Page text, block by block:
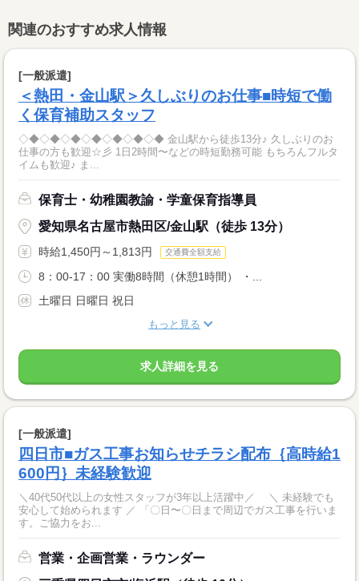
関連のおすすめ求人情報
[一般派遣]
＜熱田・金山駅＞久しぶりのお仕事■時短で働
く保育補助スタッフ
◇◆◇◆◇◆◇◆◇◆◇◆◇◆ 金山駅から徒歩13分♪ 久しぶりのお
仕事の方も歓迎☆彡 1日2時間〜などの時短勤務可能 もちろんフルタ
イムも歓迎♪ ま...
保育士・幼稚園教諭・学童保育指導員
愛知県名古屋市熱田区/金山駅（徒歩 13分）
時給1,450円～1,813円 交通費全額支給
8：00‐17：00 実働8時間（休憩1時間） ・...
土曜日 日曜日 祝日
もっと見る
求人詳細を見る
[一般派遣]
四日市■ガス工事お知らせチラシ配布｛高時給1
600円｝未経験歓迎
＼40代50代以上の女性スタッフが3年以上活躍中／ ＼ 未経験でも
安心して始められます ／ 「〇日〜〇日まで周辺でガス工事を行いま
す。ご協力をお...
営業・企画営業・ラウンダー